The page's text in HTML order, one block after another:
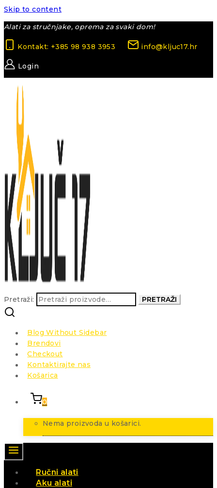
Skip to content
Alati za stručnjake, oprema za svaki dom!
Kontakt: +385 98 938 3953 info@kljuc17.hr
Login
Pretraži: PRETRAŽI
Blog Without Sidebar
Brendovi
Checkout
Kontaktirajte nas
Košarica
0
Nema proizvoda u košarici.
Ručni alati
Aku alati